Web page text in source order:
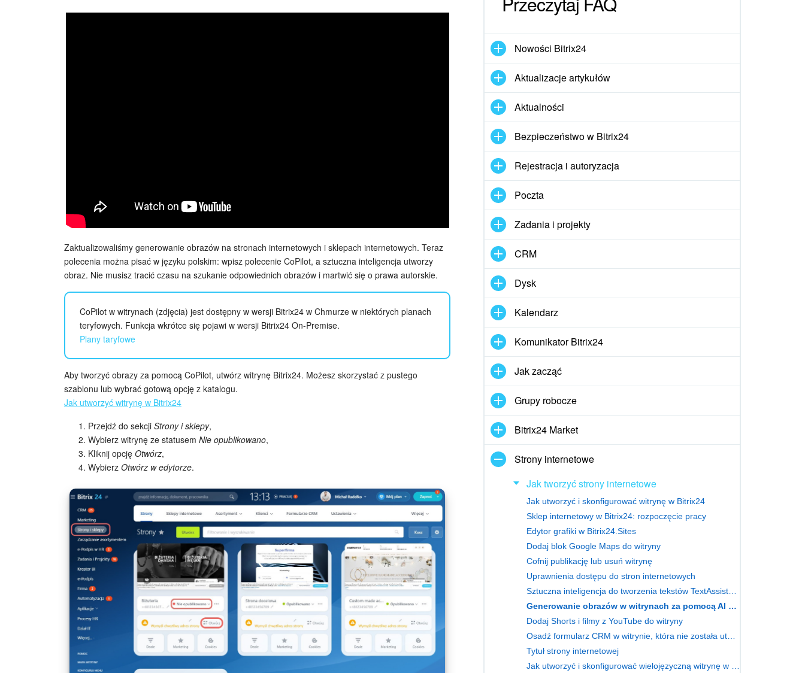
Zaktualizowaliśmy generowanie obrazów na stronach internetowych i sklepach internetowych. Teraz
polecenia można pisać w języku polskim: wpisz polecenie CoPilot, a sztuczna inteligencja utworzy
obraz. Nie musisz tracić czasu na szukanie odpowiednich obrazów i martwić się o prawa autorskie.
CoPilot w witrynach (zdjęcia) jest dostępny w wersji Bitrix24 w Chmurze w niektórych planach
teryfowych. Funkcja wkrótce się pojawi w wersji Bitrix24 On-Premise.
Plany taryfowe
Aby tworzyć obrazy za pomocą CoPilot, utwórz witrynę Bitrix24. Możesz skorzystać z pustego
szablonu lub wybrać gotową opcję z katalogu.
Jak utworzyć witrynę w Bitrix24
Przejdź do sekcji Strony i sklepy,
Wybierz witrynę ze statusem Nie opublikowano,
Kliknij opcję Otwórz,
Wybierz Otwórz w edytorze.
Nowości Bitrix24
Aktualizacje artykułów
Aktualności
Bezpieczeństwo w Bitrix24
Rejestracja i autoryzacja
Poczta
Zadania i projekty
CRM
Dysk
Kalendarz
Komunikator Bitrix24
Jak zacząć
Grupy robocze
Bitrix24 Market
Strony internetowe
Jak tworzyć strony internetowe
Jak utworzyć i skonfigurować witrynę w Bitrix24
Sklep internetowy w Bitrix24: rozpoczęcie pracy
Edytor grafiki w Bitrix24.Sites
Dodaj blok Google Maps do witryny
Cofnij publikację lub usuń witrynę
Uprawnienia dostępu do stron internetowych
Generowanie obrazów w witrynach za pomocą AI CoPilot
Dodaj Shorts i filmy z YouTube do witryny
Tytuł strony internetowej